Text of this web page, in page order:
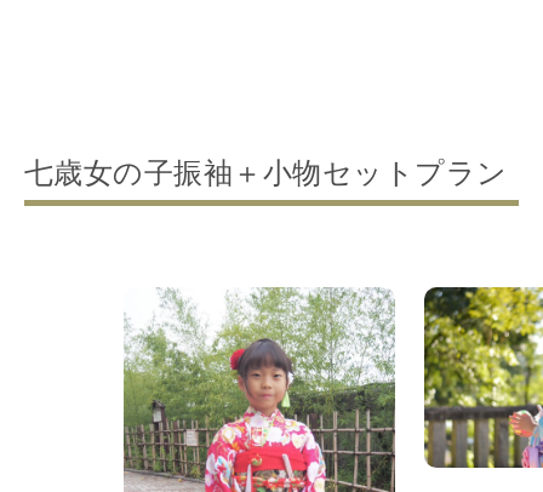
七歳女の子振袖＋小物セットプラン